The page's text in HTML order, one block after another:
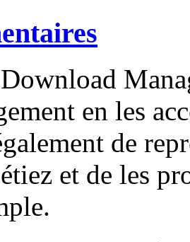
en les
de
et de les